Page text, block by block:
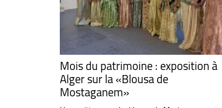
Mois du patrimoine : exposition à
Alger sur la «Blousa de
Mostaganem»